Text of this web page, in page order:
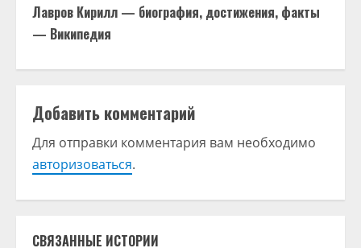
о
л
ж
и
т
ь
ч
Лавров Кирилл — биография, достижения, факты
— Википедия
Добавить комментарий
Для отправки комментария вам необходимо
авторизоваться.
СВЯЗАННЫЕ ИСТОРИИ